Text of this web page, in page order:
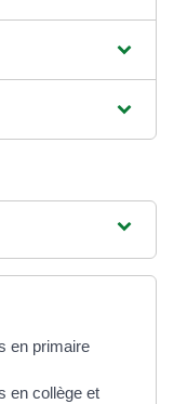
en primaire
en collège et